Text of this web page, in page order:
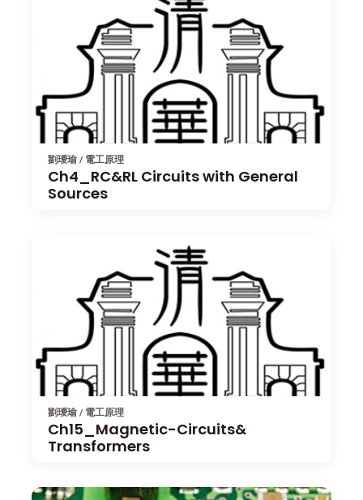
劉璦瑜 / 電工原理
Ch4_RC&RL Circuits with General
Sources
劉璦瑜 / 電工原理
Ch15_Magnetic-Circuits&
Transformers